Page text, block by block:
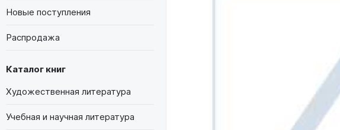
Новые поступления
Распродажа
Каталог книг
Художественная литература
Учебная и научная литература